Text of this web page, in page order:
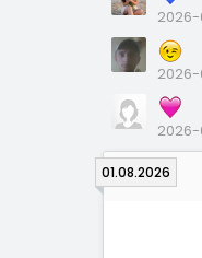
2026-
01.08.2026